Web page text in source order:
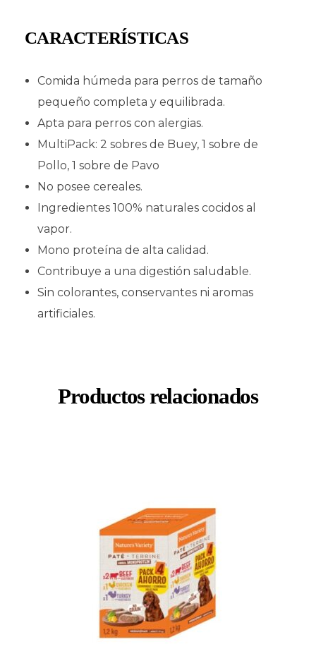
CARACTERÍSTICAS
Comida húmeda para perros de tamaño
pequeño completa y equilibrada.
Apta para perros con alergias.
MultiPack: 2 sobres de Buey, 1 sobre de
Pollo, 1 sobre de Pavo
No posee cereales.
Ingredientes 100% naturales cocidos al
vapor.
Mono proteína de alta calidad.
Contribuye a una digestión saludable.
Sin colorantes, conservantes ni aromas
artificiales.
Productos relacionados